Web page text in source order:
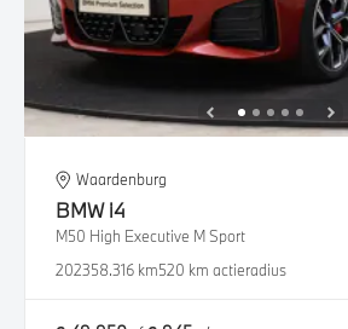
Waardenburg
BMW i4
M50 High Executive M Sport
202358.316 km520 km actieradius